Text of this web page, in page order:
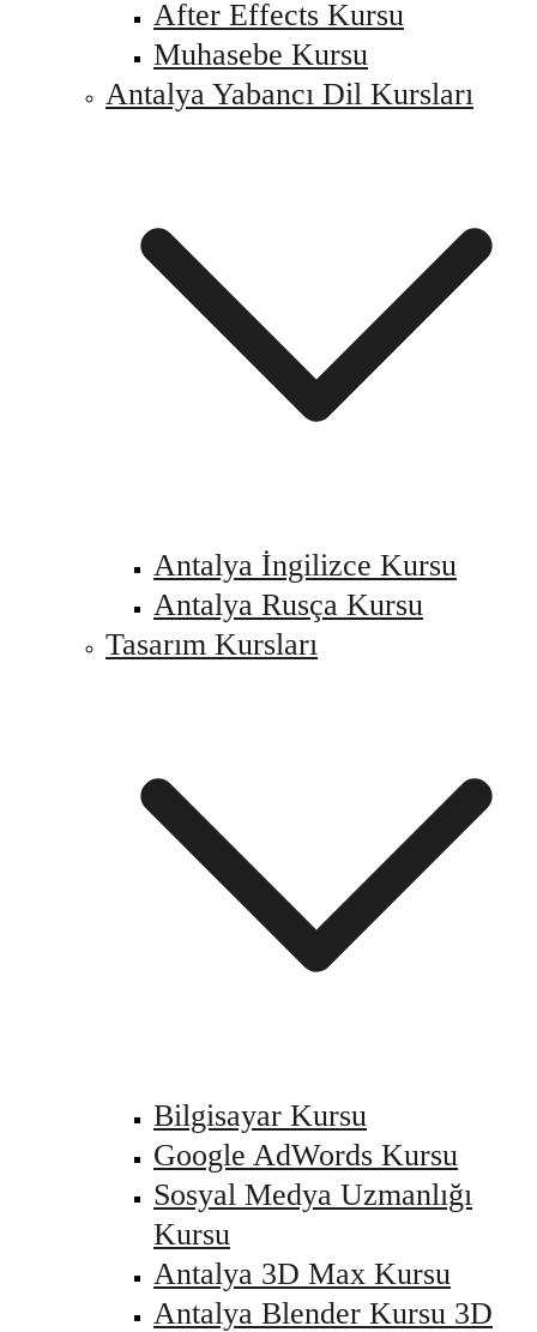
After Effects Kursu
Muhasebe Kursu
Antalya Yabancı Dil Kursları
Antalya İngilizce Kursu
Antalya Rusça Kursu
Tasarım Kursları
Bilgisayar Kursu
Google AdWords Kursu
Sosyal Medya Uzmanlığı
Kursu
Antalya 3D Max Kursu
Antalya Blender Kursu 3D